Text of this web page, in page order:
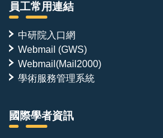
員工常用連結
中研院入口網
Webmail (GWS)
Webmail(Mail2000)
學術服務管理系統
國際學者資訊